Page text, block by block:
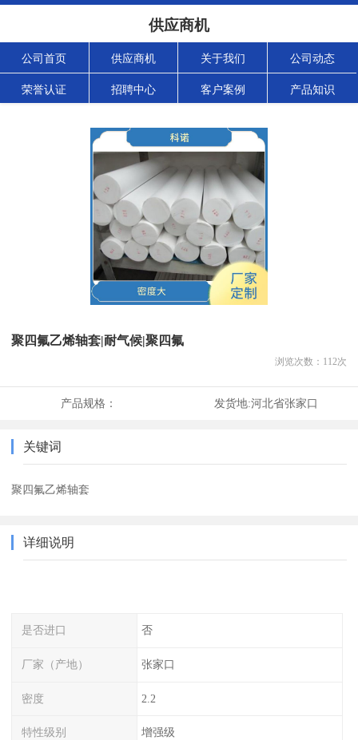
供应商机
公司首页 供应商机 关于我们 公司动态
荣誉认证 招聘中心 客户案例 产品知识
聚四氟乙烯轴套|耐气候|聚四氟
浏览次数： 112次
产品规格： 发货地:河北省张家口
关键词
聚四氟乙烯轴套
详细说明
是否进口 否
厂家（产地） 张家口
密度 2.2
特性级别 增强级